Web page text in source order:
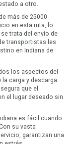
a otro.
más de 25000
en esta ruta, lo
trata del envío de
transportistas les
en Indiana de
los aspectos del
la carga y descarga
que el
el lugar deseado sin
es fácil cuando
su vasta
garantizan una